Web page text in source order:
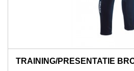
TRAINING/PRESENTATIE